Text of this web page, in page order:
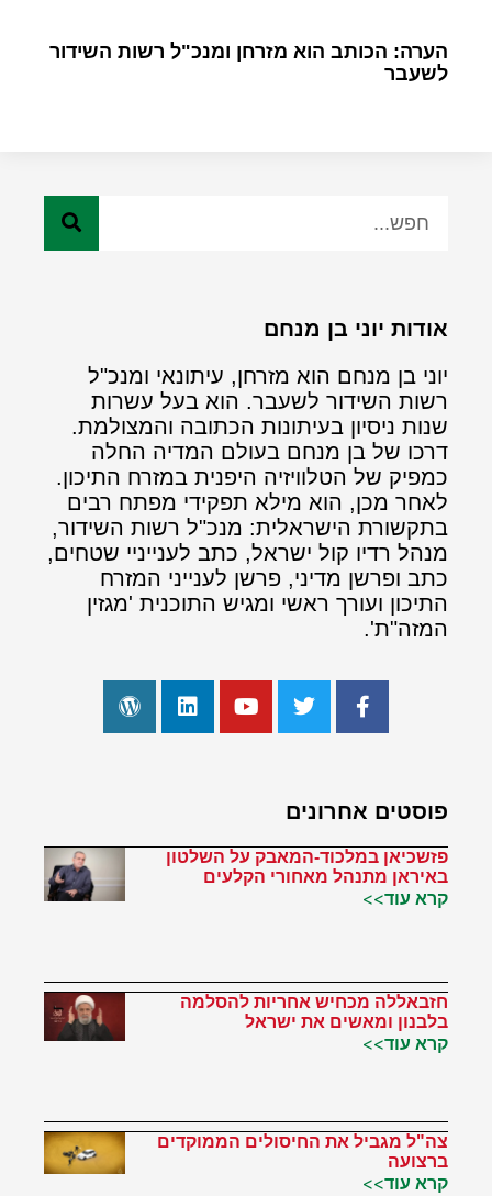
הערה: הכותב הוא מזרחן ומנכ"ל רשות השידור
לשעבר
אודות יוני בן מנחם
יוני בן מנחם הוא מזרחן, עיתונאי ומנכ"ל
רשות השידור לשעבר. הוא בעל עשרות
שנות ניסיון בעיתונות הכתובה והמצולמת.
דרכו של בן מנחם בעולם המדיה החלה
כמפיק של הטלוויזיה היפנית במזרח התיכון.
לאחר מכן, הוא מילא תפקידי מפתח רבים
בתקשורת הישראלית: מנכ"ל רשות השידור,
מנהל רדיו קול ישראל, כתב לענייניי שטחים,
כתב ופרשן מדיני, פרשן לענייני המזרח
התיכון ועורך ראשי ומגיש התוכנית 'מגזין
המזה"ת'.
פוסטים אחרונים
פזשכיאן במלכוד-המאבק על השלטון
באיראן מתנהל מאחורי הקלעים
קרא עוד>>
חזבאללה מכחיש אחריות להסלמה
בלבנון ומאשים את ישראל
קרא עוד>>
צה"ל מגביל את החיסולים הממוקדים
ברצועה
קרא עוד>>